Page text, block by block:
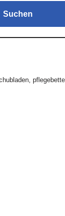
Suchen
,